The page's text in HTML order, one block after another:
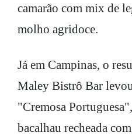
camarão com mix de
molho agridoce.
Já em Campinas, o
Maley Bistrô Bar
"Cremosa
bacalhau recheada